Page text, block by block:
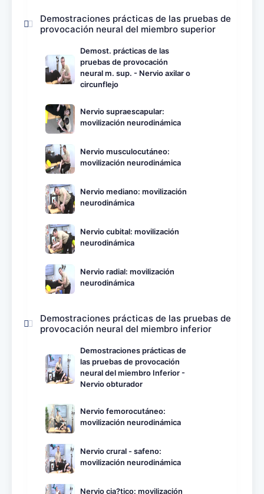
Demostraciones prácticas de las pruebas de
provocación neural del miembro superior
Demost. prácticas de las
pruebas de provocación
neural m. sup. - Nervio axilar o
circunflejo
Nervio supraescapular:
movilización neurodinámica
Nervio musculocutáneo:
movilización neurodinámica
Nervio mediano: movilización
neurodinámica
Nervio cubital: movilización
neurodinámica
Nervio radial: movilización
neurodinámica
Demostraciones prácticas de las pruebas de
provocación neural del miembro inferior
Demostraciones prácticas de
las pruebas de provocación
neural del miembro Inferior -
Nervio obturador
Nervio femorocutáneo:
movilización neurodinámica
Nervio crural - safeno:
movilización neurodinámica
Nervio cia?tico: movilización